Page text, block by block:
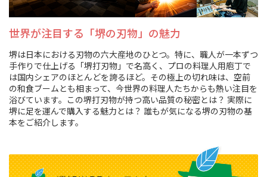
世界が注目する「堺の刃物」の魅力
堺は日本における刃物の六大産地のひとつ。特に、職人が一本ずつ
手作りで仕上げる「堺打刃物」で名高く、プロの料理人用庖丁で
は国内シェアのほとんどを誇るほど。その極上の切れ味は、空前
の和食ブームとも相まって、今世界の料理人たちからも熱い注目を
浴びています。この堺打刃物が持つ高い品質の秘密とは？ 実際に
堺に足を運んで購入する魅力とは？ 誰もが気になる堺の刃物の基
本をご紹介します。